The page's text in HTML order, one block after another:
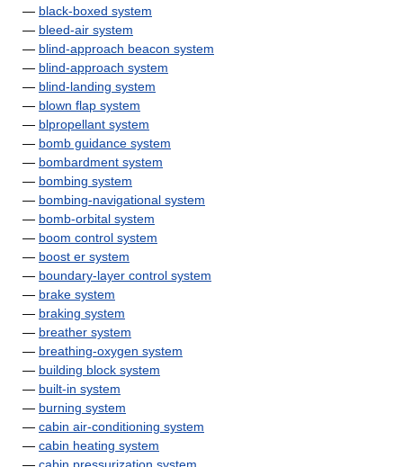
— black-boxed system
— bleed-air system
— blind-approach beacon system
— blind-approach system
— blind-landing system
— blown flap system
— blpropellant system
— bomb guidance system
— bombardment system
— bombing system
— bombing-navigational system
— bomb-orbital system
— boom control system
— boost er system
— boundary-layer control system
— brake system
— braking system
— breather system
— breathing-oxygen system
— building block system
— built-in system
— burning system
— cabin air-conditioning system
— cabin heating system